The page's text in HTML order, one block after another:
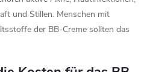
und Stillen. Menschen mit
der BB-Creme sollten das